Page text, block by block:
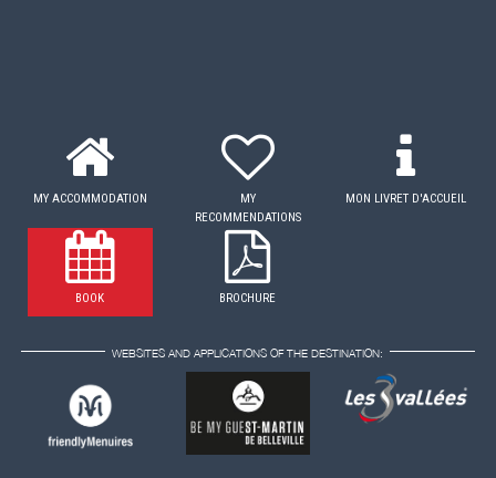
MY ACCOMMODATION
MY
RECOMMENDATIONS
MON LIVRET D'ACCUEIL
BOOK BROCHURE
WEBSITES AND APPLICATIONS OF THE DESTINATION: